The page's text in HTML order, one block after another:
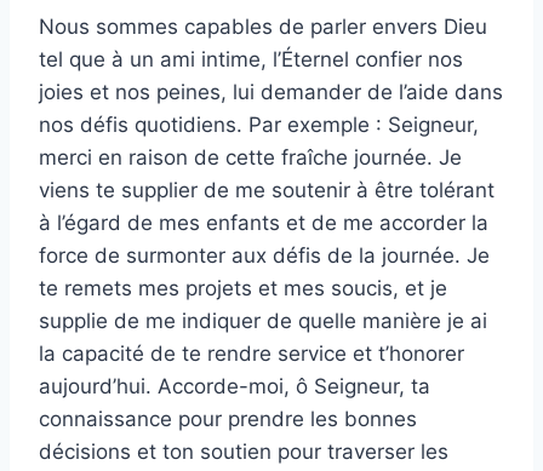
Nous sommes capables de parler envers Dieu
tel que à un ami intime, l’Éternel confier nos
joies et nos peines, lui demander de l’aide dans
nos défis quotidiens. Par exemple : Seigneur,
merci en raison de cette fraîche journée. Je
viens te supplier de me soutenir à être tolérant
à l’égard de mes enfants et de me accorder la
force de surmonter aux défis de la journée. Je
te remets mes projets et mes soucis, et je
supplie de me indiquer de quelle manière je ai
la capacité de te rendre service et t’honorer
aujourd’hui. Accorde-moi, ô Seigneur, ta
connaissance pour prendre les bonnes
décisions et ton soutien pour traverser les